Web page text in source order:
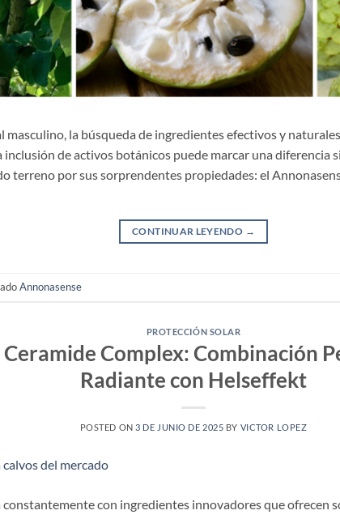
masculino, la búsqueda de ingredientes efectivos y
inclusión de activos botánicos puede marcar una
terreno por sus sorprendentes propiedades: el
CONTINUAR LEYENDO →
Annonasense
PROTECCIÓN SOLAR
Complex: Combinación
Radiante con Helseffekt
POSTED ON3 DE JUNIO DE 2025 BY VICTOR LOPEZ
con ingredientes innovadores que ofrecen